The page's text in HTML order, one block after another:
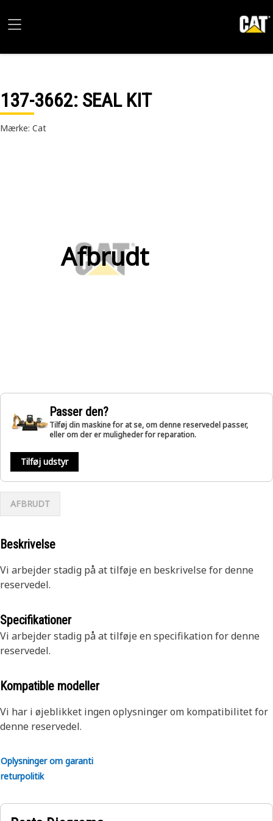
137-3662: SEAL KIT
Mærke: Cat
Afbrudt
Passer den?
Tilføj din maskine for at se, om denne reservedel passer,
eller om der er muligheder for reparation.
Tilføj udstyr
AFBRUDT
Beskrivelse
Vi arbejder stadig på at tilføje en beskrivelse for denne
reservedel.
Specifikationer
Vi arbejder stadig på at tilføje en specifikation for denne
reservedel.
Kompatible modeller
Vi har i øjeblikket ingen oplysninger om kompatibilitet for
denne reservedel.
Oplysninger om garanti
returpolitik